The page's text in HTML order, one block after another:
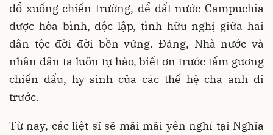
đổ xuống chiến trường, để đất nước Campuchia
được hòa bình, độc lập, tình hữu nghị giữa hai
dân tộc đời đời bền vững. Đảng, Nhà nước và
nhân dân ta luôn tự hào, biết ơn trước tấm gương
chiến đấu, hy sinh của các thế hệ cha anh đi
trước.
Từ nay, các liệt sĩ sẽ mãi mãi yên nghỉ tại Nghĩa